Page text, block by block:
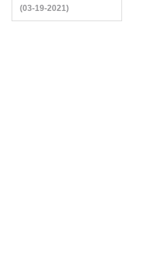
(03-19-2021)